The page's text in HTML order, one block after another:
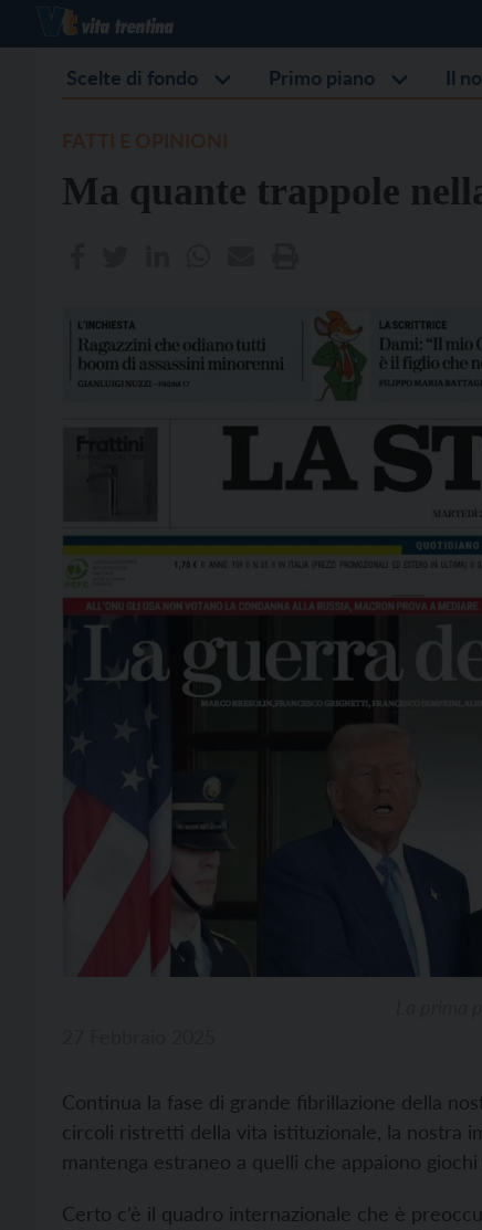
Scelte di fondo Primo piano Il
Ma quante trappole
Continua la fase di grande fibrillazione della
circoli ristretti della vita istituzionale, la nostra
mantenga estraneo a quelli che appaiono
Certo c’è il quadro internazionale che è